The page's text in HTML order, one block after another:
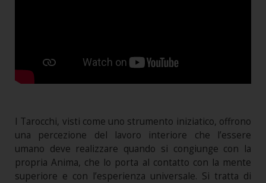
I Tarocchi, visti come uno strumento iniziatico, offrono
una percezione del lavoro interiore che l’essere
umano deve realizzare quando si congiunge con la
propria Anima, che lo porta al contatto con la mente
superiore e con l’esperienza universale. Si tratta di